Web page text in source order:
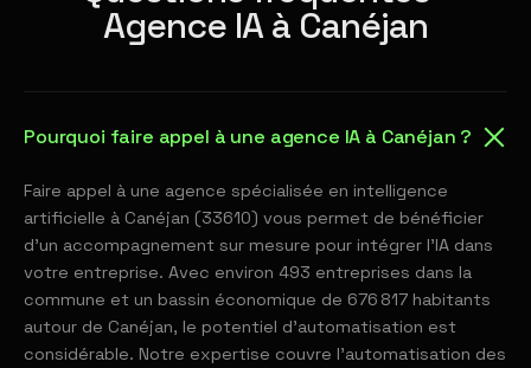
Agence IA à Canéjan
Pourquoi faire appel à une agence IA à Canéjan ?
Faire appel à une agence spécialisée en intelligence
artificielle à Canéjan (33610) vous permet de bénéficier
d'un accompagnement sur mesure pour intégrer l'IA dans
votre entreprise. Avec environ 493 entreprises dans la
commune et un bassin économique de 676 817 habitants
autour de Canéjan, le potentiel d'automatisation est
considérable. Notre expertise couvre l'automatisation des